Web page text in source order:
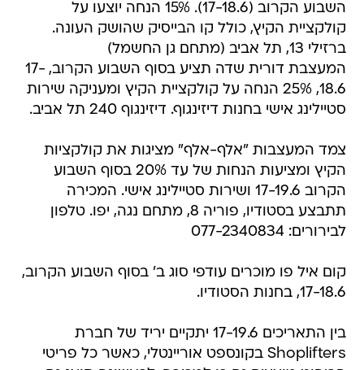
השבוע הקרוב (17-18.6). 15% הנחה יוצעו על
קולקציית הקיץ, כולל קו הבייסיק שהושק העונה.
ברזילי 13, תל אביב (מתחם גן החשמל)
המעצבת דורית שדה תציע בסוף השבוע הקרוב, 17-
18.6, 25% הנחה על קולקציית הקיץ ומעניקה שירות
סטיילינג אישי בחנות דיזינגוף. דיזינגוף 240 תל אביב.
צמד המעצבות "אלף-אלף" מציגות את קולקציות
הקיץ ומציעות הנחות של עד 20% בסוף השבוע
הקרוב 17-19.6 ושירות סטיילינג אישי. המכירה
תתבצע בסטודיו, פוריה 8, מתחם נגה, יפו. טלפון
לבירורים: 077-2340834
קום איל פו מוכרים עודפי סוג ב' בסוף השבוע הקרוב,
17-18.6, בחנות הסטודיו.
בין התאריכים 17-19.6 יתקיים יריד של חברת
Shoplifters בקונספט אוריינטלי, כאשר כל פריטי